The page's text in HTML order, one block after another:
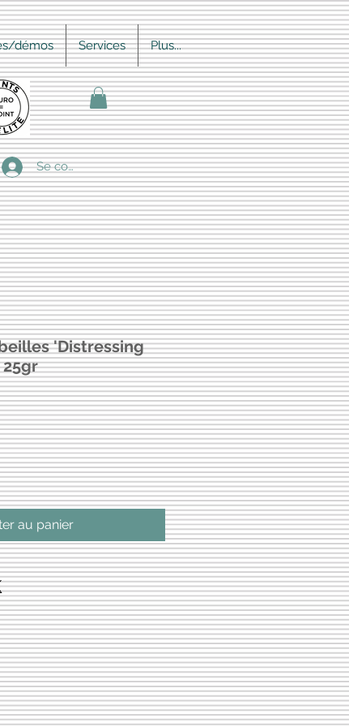
démos Services Plus...
Se connecter
'Distressing
au panier